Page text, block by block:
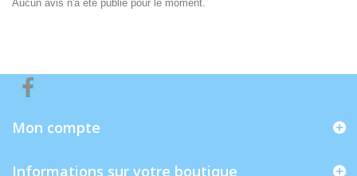
Aucun avis n'a été publié pour le moment.
Mon compte
Informations sur votre boutique